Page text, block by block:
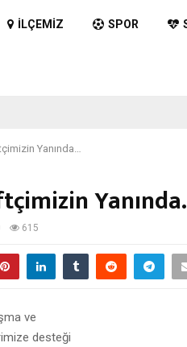
İLÇEMIZ SPOR
Yanında…
615
ve
desteği